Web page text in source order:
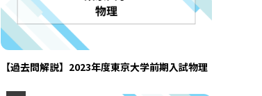
【過去問解説】2023年度東京大学前期入試物理